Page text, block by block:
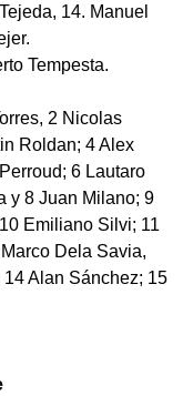
14. Manuel
Tempesta.
2 Nicolas
Roldan; 4 Alex
6 Lautaro
y 8 Juan Milano; 9
Emiliano Silvi; 11
Dela Savia,
14 Alan Sánchez; 15